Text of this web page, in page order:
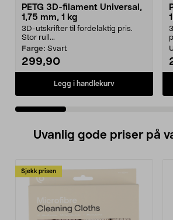
PETG 3D-filament Universal,
1,75 mm, 1 kg
3D-utskrifter til fordelaktig pris.
Stor rull...
Farge: Svart
299,90
Legg i handlekurv
Uvanlig gode priser på
Sjekk prisen